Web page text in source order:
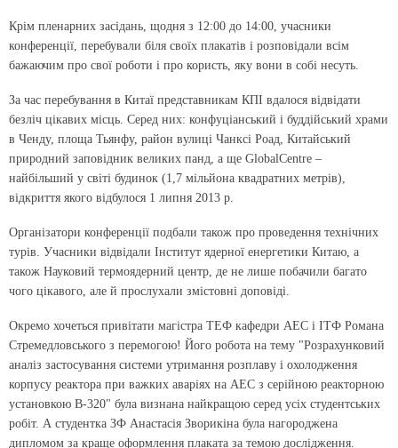
Крім пленарних засідань, щодня з 12:00 до 14:00, учасники
конференції, перебували біля своїх плакатів і розповідали всім
бажаючим про свої роботи і про користь, яку вони в собі несуть.
За час перебування в Китаї представникам КПІ вдалося відвідати
безліч цікавих місць. Серед них: конфуціанський і буддійський храми
в Ченду, площа Тьянфу, район вулиці Чанксі Роад, Китайський
природний заповідник великих панд, а ще GlobalCentre –
найбільший у світі будинок (1,7 мільйона квадратних метрів),
відкриття якого відбулося 1 липня 2013 р.
Організатори конференції подбали також про проведення технічних
турів. Учасники відвідали Інститут ядерної енергетики Китаю, а
також Науковий термоядерний центр, де не лише побачили багато
чого цікавого, але й прослухали змістовні доповіді.
Окремо хочеться привітати магістра ТЕФ кафедри АЕС і ІТФ Романа
Стремедловського з перемогою! Його робота на тему "Розрахунковий
аналіз застосування системи утримання розплаву і охолодження
корпусу реактора при важких аваріях на АЕС з серійною реакторною
установкою В-320" була визнана найкращою серед усіх студентських
робіт. А студентка ЗФ Анастасія Зворикіна була нагороджена
дипломом за краще оформлення плаката за темою дослідження.